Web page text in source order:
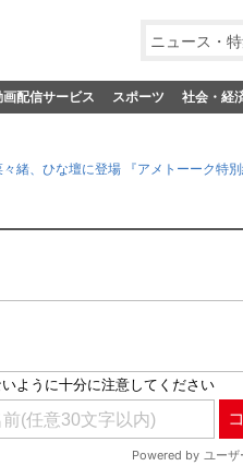
ニュース・
画配信サービス スポーツ 社会・経
緒、ひな壇に登場 『アメトーーク特